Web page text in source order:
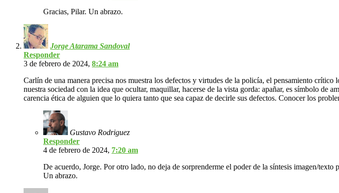
Gracias, Pilar. Un abrazo.
Jorge Atarama Sandoval
Responder
3 de febrero de 2024, 8:24 am
Carlín de una manera precisa nos muestra los defectos y virtudes de la policía, el pensamiento
nuestra sociedad con la idea que ocultar, maquillar, hacerse de la vista gorda: apañar, es símbolo de
carencia ética de alguien que lo quiera tanto que sea capaz de decirle sus defectos. Conocer los
Gustavo Rodriguez
Responder
4 de febrero de 2024, 7:20 am
De acuerdo, Jorge. Por otro lado, no deja de sorprenderme el poder de la síntesis imagen/texto
Un abrazo.